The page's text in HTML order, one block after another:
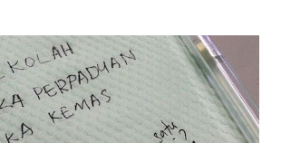
la shah singgah Giant beli barang
dari dalam kereta tu biasalah kan
pimpin anak-anak jalan sampai masuk
bagi anak 4 macam kami ni bahagi-